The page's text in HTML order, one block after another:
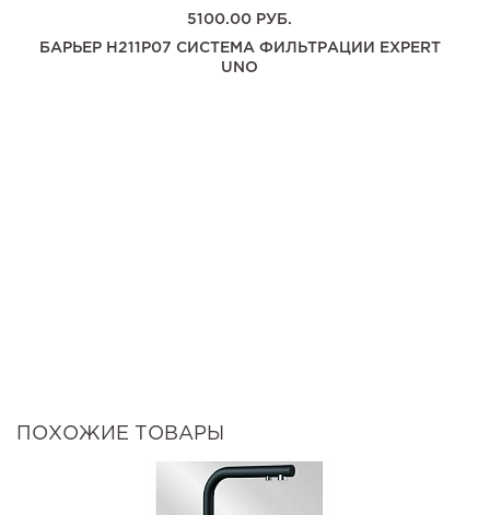
5100.00 РУБ.
БАРЬЕР H211P07 СИСТЕМА ФИЛЬТРАЦИИ EXPERT
UNO
ПОХОЖИЕ ТОВАРЫ